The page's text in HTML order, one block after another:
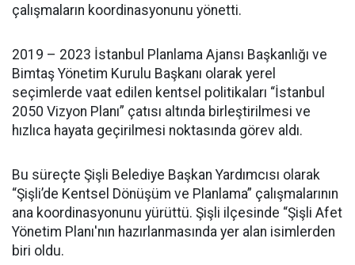
çalışmaların koordinasyonunu yönetti.
2019 – 2023 İstanbul Planlama Ajansı Başkanlığı ve
Bimtaş Yönetim Kurulu Başkanı olarak yerel
seçimlerde vaat edilen kentsel politikaları “İstanbul
2050 Vizyon Planı” çatısı altında birleştirilmesi ve
hızlıca hayata geçirilmesi noktasında görev aldı.
Bu süreçte Şişli Belediye Başkan Yardımcısı olarak
“Şişli’de Kentsel Dönüşüm ve Planlama” çalışmalarının
ana koordinasyonunu yürüttü. Şişli ilçesinde “Şişli Afet
Yönetim Planı'nın hazırlanmasında yer alan isimlerden
biri oldu.